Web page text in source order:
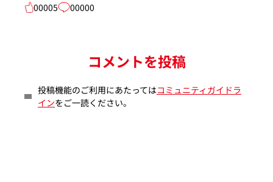
00005
00000
コメントを投稿
投稿機能のご利用にあたってはコミュニティガイドラ
インをご一読ください。